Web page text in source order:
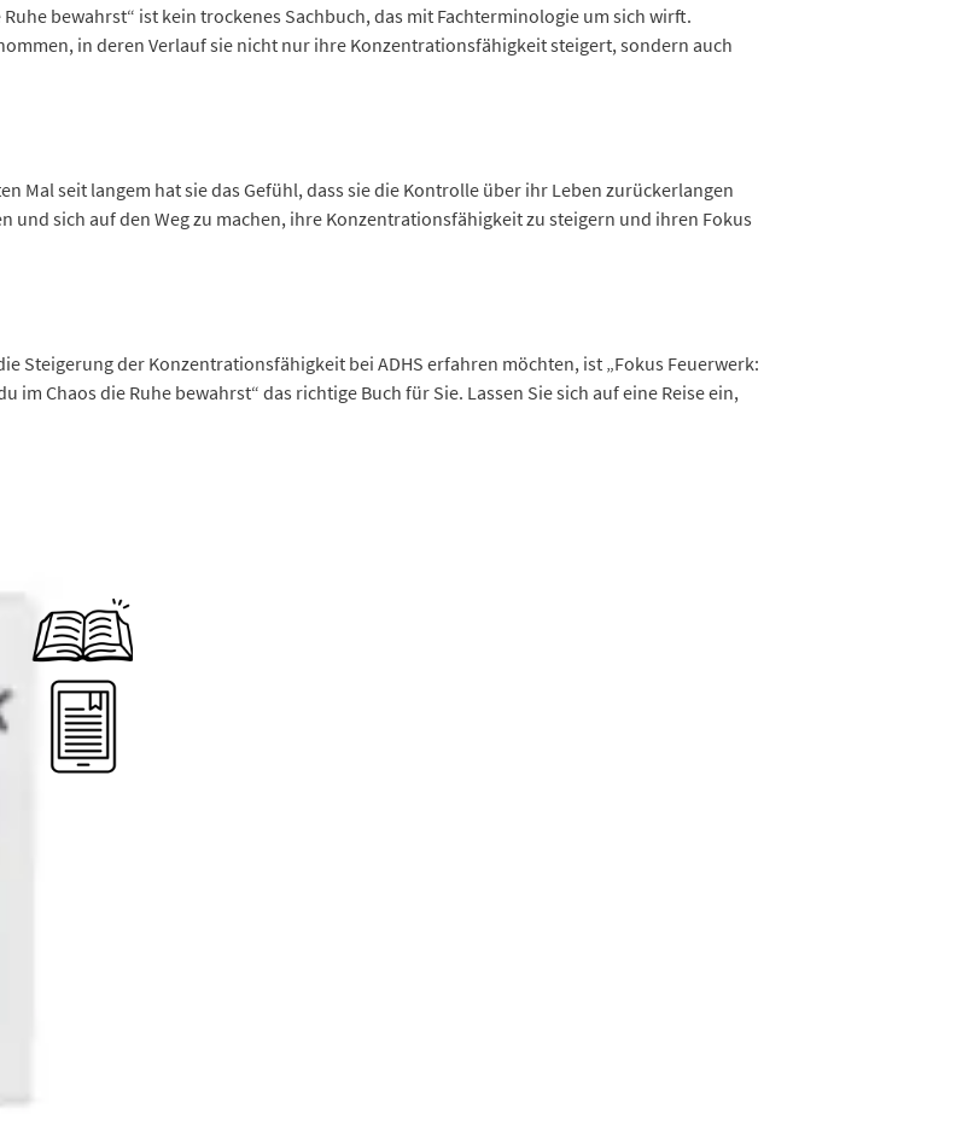
bewahrst“ ist kein trockenes Sachbuch, das mit Fachterminologie um sich wirft.
in deren Verlauf sie nicht nur ihre Konzentrationsfähigkeit steigert, sondern auch
Mal seit langem hat sie das Gefühl, dass sie die Kontrolle über ihr Leben zurückerlangen
und sich auf den Weg zu machen, ihre Konzentrationsfähigkeit zu steigern und ihren Fokus
Steigerung der Konzentrationsfähigkeit bei ADHS erfahren möchten, ist „Fokus Feuerwerk:
Chaos die Ruhe bewahrst“ das richtige Buch für Sie. Lassen Sie sich auf eine Reise ein,